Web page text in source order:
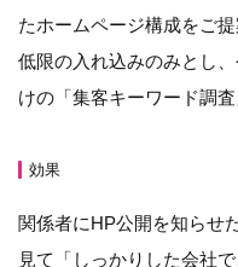
たホームページ構成をご
低限の入れ込みのみとし
けの「集客キーワード調
効果
関係者にHP公開を知らせ
見て「しっかりした会社